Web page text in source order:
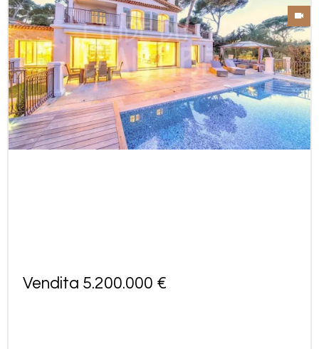
Vendita 5.200.000 €